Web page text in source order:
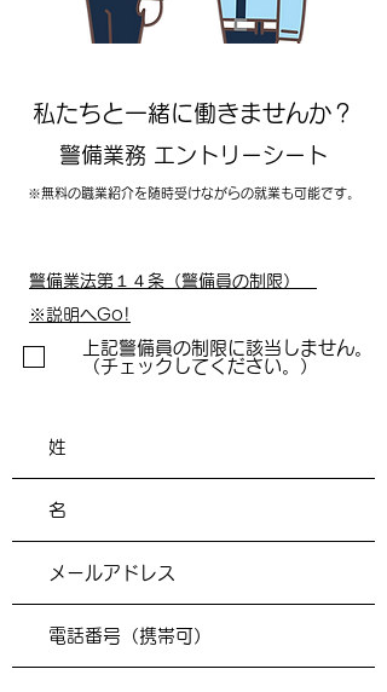
私たちと一緒に働きませんか？
警備業務 エントリーシート
※無料の職業紹介を随時受けながらの就業も可能です。
警備業法第１４条（警備員の制限）
※説明へGo!
上記警備員の制限に該当しません。
（チェックしてください。）